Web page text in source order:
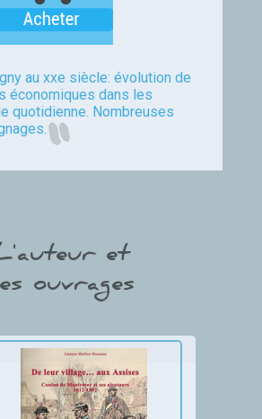
au xxe siècle: évolution de
économiques dans les
quotidienne. Nombreuses
et
ouvrages